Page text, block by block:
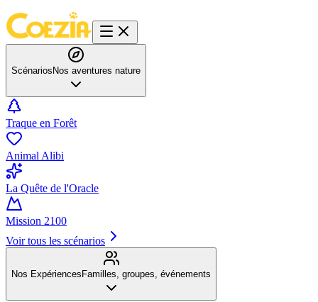
Scénarios Nos aventures nature
Traque en Forêt
Animal Alibi
La Quête de l'Oracle
Mission 2100
Voir tous les scénarios
Nos Expériences Familles, groupes, événements